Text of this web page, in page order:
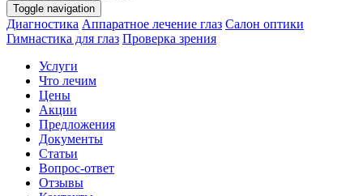
Toggle navigation
Диагностика Аппаратное лечение глаз Салон оптики
Гимнастика для глаз Проверка зрения
Услуги
Что лечим
Цены
Акции
Предложения
Документы
Статьи
Вопрос-ответ
Отзывы